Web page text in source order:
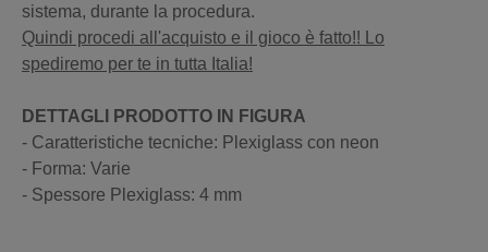
sistema, durante la procedura.
Quindi procedi all'acquisto e il gioco è fatto!! Lo
spediremo per te in tutta Italia!
DETTAGLI PRODOTTO IN FIGURA
- Caratteristiche tecniche: Plexiglass con neon
- Forma: Varie
- Spessore Plexiglass: 4 mm